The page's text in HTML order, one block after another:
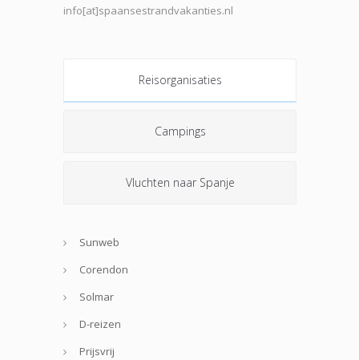
info[at]spaansestrandvakanties.nl
Reisorganisaties
Campings
Vluchten naar Spanje
Sunweb
Corendon
Solmar
D-reizen
Prijsvrij